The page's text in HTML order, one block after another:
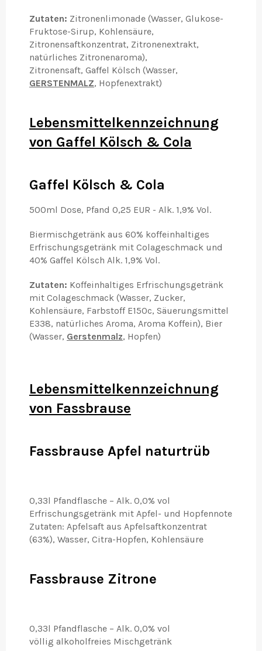
Zutaten: Zitronenlimonade (Wasser, Glukose-
Fruktose-Sirup, Kohlensäure,
Zitronensaftkonzentrat, Zitronenextrakt,
natürliches Zitronenaroma),
Zitronensaft, Gaffel Kölsch (Wasser,
GERSTENMALZ, Hopfenextrakt)
Lebensmittelkennzeichnung
von Gaffel Kölsch & Cola
Gaffel Kölsch & Cola
500ml Dose, Pfand 0,25 EUR - Alk. 1,9% Vol.
Biermischgetränk aus 60% koffeinhaltiges
Erfrischungsgetränk mit Colageschmack und
40% Gaffel Kölsch Alk. 1,9% Vol.
Zutaten: Koffeinhaltiges Erfrischungsgetränk
mit Colageschmack (Wasser, Zucker,
Kohlensäure, Farbstoff E150c, Säuerungsmittel
E338, natürliches Aroma, Aroma Koffein), Bier
(Wasser, Gerstenmalz, Hopfen)
Lebensmittelkennzeichnung
von Fassbrause
Fassbrause Apfel naturtrüb
0,33l Pfandflasche – Alk. 0,0% vol
Erfrischungsgetränk mit Apfel- und Hopfennote
Zutaten: Apfelsaft aus Apfelsaftkonzentrat
(63%), Wasser, Citra-Hopfen, Kohlensäure
Fassbrause Zitrone
0,33l Pfandflasche – Alk. 0,0% vol
völlig alkoholfreies Mischgetränk